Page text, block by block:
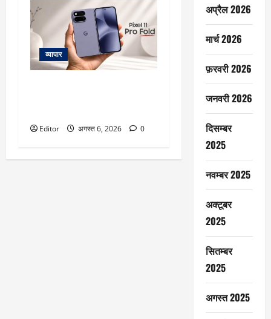
व्यापार
Editor अगस्त 6, 2026 0
अप्रैल 2026
मार्च 2026
फ़रवरी 2026
जनवरी 2026
दिसम्बर
2025
नवम्बर 2025
अक्टूबर
2025
सितम्बर
2025
अगस्त 2025